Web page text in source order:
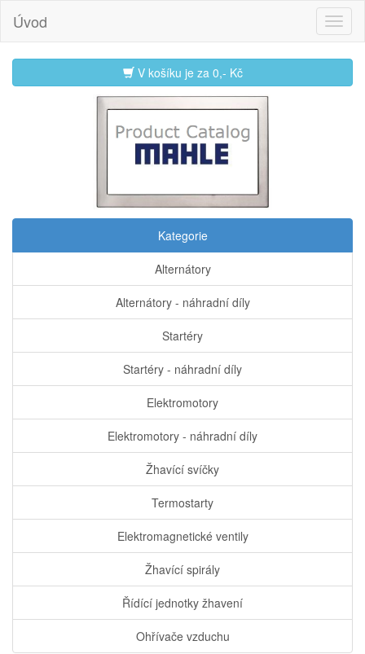
Úvod
V košíku je za 0,- Kč
Kategorie
Alternátory
Alternátory - náhradní díly
Startéry
Startéry - náhradní díly
Elektromotory
Elektromotory - náhradní díly
Žhavící svíčky
Termostarty
Elektromagnetické ventily
Žhavící spirály
Řídící jednotky žhavení
Ohřívače vzduchu